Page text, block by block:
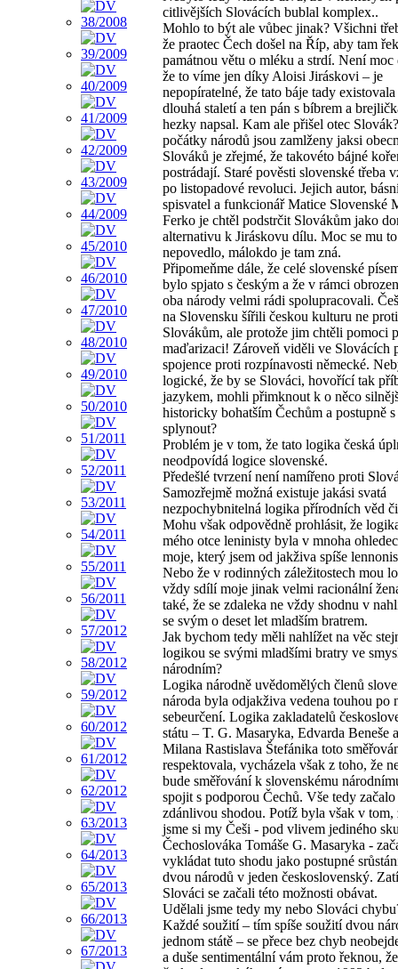
citlivějších Slovácích bublal komplex..
Mohlo to být ale vůbec jinak? Všichni
že praotec Čech došel na Říp, aby tam
památnou větu o mléku a strdí. Není moc
že to víme jen díky Aloisi Jiráskovi – je
nepopíratelné, že tato báje tady
dlouhá staletí a ten pán s bíbrem a
hezky napsal. Kam ale přišel otec
počátky národů jsou zamlženy jaksi
Slováků je zřejmé, že takovéto bájné
postrádají. Staré pověsti slovenské třeba
po listopadové revoluci. Jejich autor,
spisvatel a funkcionář Matice Slovenské
Ferko je chtěl podstrčit Slovákům jako
alternativu k Jiráskovu dílu. Moc se mu
nepovedlo, málokdo je tam zná.
Připomeňme dále, že celé slovenské
bylo spjato s českým a že v rámci
oba národy velmi rádi spolupracovali.
na Slovensku šířili českou kulturu ne
Slovákům, ale protože jim chtěli pomoci
maďarizaci! Zároveň viděli ve Slovácích
spojence proti rozpínavosti německé.
logické, že by se Slováci, hovořící tak
jazykem, mohli přimknout k o něco
historicky bohatším Čechům a postupně
splynout?
Problém je v tom, že tato logika česká
neodpovídá logice slovenské.
Předešlé tvrzení není namířeno proti
Samozřejmě možná existuje jakási svatá
nezpochybnitelná logika přírodních věd
Mohu však odpovědně prohlásit, že
mého otce leninisty byla v mnoha
moje, který jsem od jakživa spíše
Nebo že v rodinných záležitostech mou
vždy sdílí moje jinak velmi racionální
také, že se zdaleka ne vždy shodnu v
se svým o deset let mladším bratrem.
Jak bychom tedy měli nahlížet na věc
logikou se svými mladšími bratry ve
národním?
Logika národně uvědomělých členů
národa byla odjakživa vedena touhou po
sebeurčení. Logika zakladatelů
státu – T. G. Masaryka, Edvarda Beneše
Milana Rastislava Štefánika toto
respektovala, vycházela však z toho, že
bude směřování k slovenskému
spojit s podporou Čechů. Vše tedy začalo
zdánlivou shodou. Potíž byla však v tom,
jsme si my Češi - pod vlivem jediného
Čechoslováka Tomáše G. Masaryka -
vykládat tuto shodu jako postupné
dvou národů v jeden československý.
Slováci se začali této možnosti obávat.
Udělali jsme tedy my nebo Slováci
Každé soužití – tím spíše soužití dvou
jednom státě – se přece bez chyb
a duše sentimentální vám proto řeknou,